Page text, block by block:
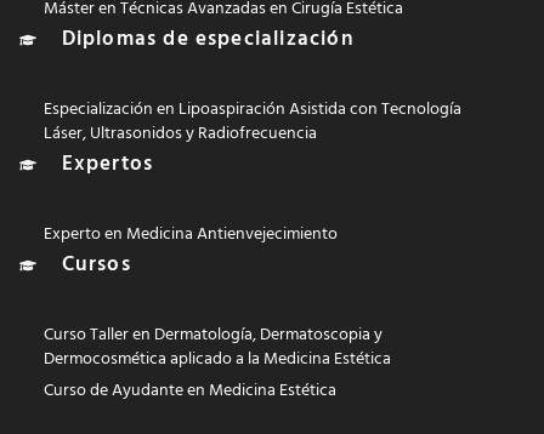
Máster en Técnicas Avanzadas en Cirugía Estética
Diplomas de especialización
Especialización en Lipoaspiración Asistida con Tecnología
Láser, Ultrasonidos y Radiofrecuencia
Expertos
Experto en Medicina Antienvejecimiento
Cursos
Curso Taller en Dermatología, Dermatoscopia y
Dermocosmética aplicado a la Medicina Estética
Curso de Ayudante en Medicina Estética